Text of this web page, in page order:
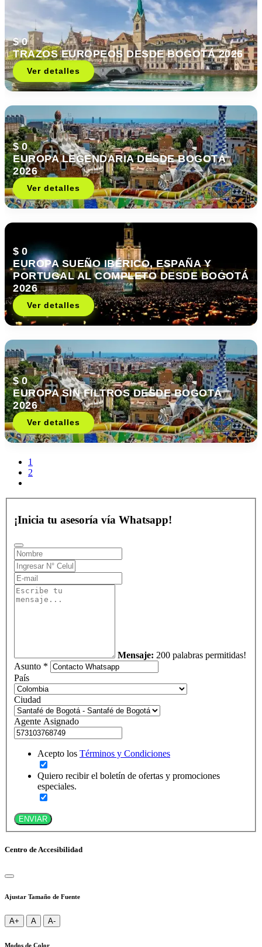
$ 0
TRAZOS EUROPEOS DESDE BOGOTÁ 2026
Ver detalles
$ 0
EUROPA LEGENDARIA DESDE BOGOTÁ
2026
Ver detalles
$ 0
EUROPA SUEÑO IBÉRICO, ESPAÑA Y
PORTUGAL AL COMPLETO DESDE BOGOTÁ
2026
Ver detalles
$ 0
EUROPA SIN FILTROS DESDE BOGOTÁ
2026
Ver detalles
1
2
¡Inicia tu asesoría vía Whatsapp!
Mensaje: 200 palabras permitidas!
Asunto *
País
Ciudad
Agente Asignado
Acepto los Términos y Condiciones
Quiero recibir el boletín de ofertas y promociones
especiales.
ENVIAR
Centro de Accesibilidad
Ajustar Tamaño de Fuente
A+ A A-
Modos de Color